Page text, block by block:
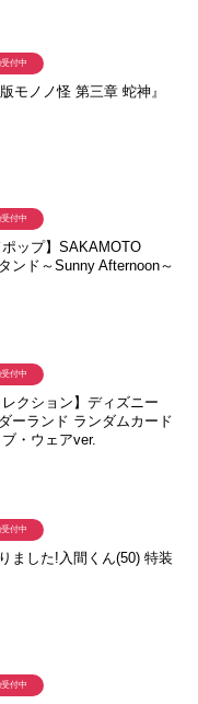
モノノ怪 第三章 蛇神』
付中
ポップ】SAKAMOTO
ンド～Sunny Afternoon～
付中
レクション】ディズニー
ーランド ランダムカード
・ウェアver.
付中
ました!入間くん(50) 特装
付中
付中